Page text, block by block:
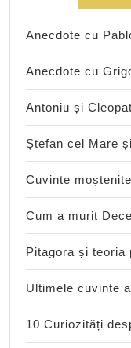
Anecdote cu
Anecdote cu
Antoniu și
Ștefan cel Mare
Cuvinte
Cum a murit
Pitagora și teoria
Ultimele cuvinte
10 Curiozități